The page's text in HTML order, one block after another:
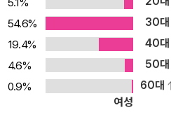
만의 그림책 그러나 이 그림책의 묘
른 사람의 이야기에 얽매이지 않고,
기를 만들 수 있다는 점에 있다. 활자
가는 발자국을 따라 성큼성큼 걷다
마가 눈밭을 걸어, 창고 한 켠에 기대
너고, 나뭇가지를 꺾어 와 작은 천막
5.1%
54.6%
30대
19.4%
40대
4.6%
50대
0.9%
60대
여성